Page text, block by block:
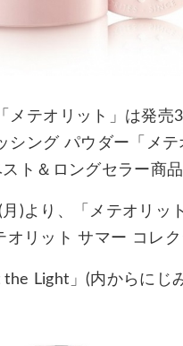
メテオリット」は発売
ング パウダー「メ
ト＆ロングセラー商品
)より、「メテオリッ
リット サマー コレク
Light」(内からにじ